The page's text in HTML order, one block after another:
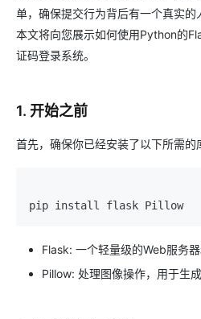
单，确保提交行为背后有一个真实的
本文将向您展示如何使用Python的
证码登录系统。
1. 开始之前
首先，确保你已经安装了以下所需的
Flask: 一个轻量级的Web服务器
Pillow: 处理图像操作，用于生成